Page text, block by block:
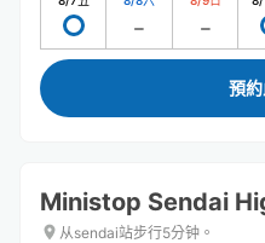
預
Ministop Sendai
从sendai站步行5分钟。